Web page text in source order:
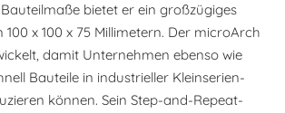
bietet er ein großzügiges
x 100 x 75 Millimetern. Der microArch
damit Unternehmen ebenso wie
Bauteile in industrieller Kleinserien-
können. Sein Step-and-Repeat-